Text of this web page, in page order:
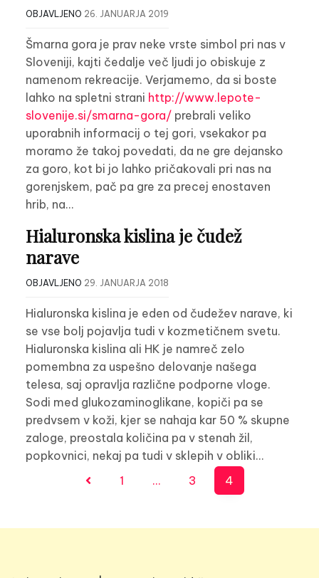
OBJAVLJENO 26. JANUARJA 2019
Šmarna gora je prav neke vrste simbol pri nas v
Sloveniji, kajti čedalje več ljudi jo obiskuje z
namenom rekreacije. Verjamemo, da si boste
lahko na spletni strani http://www.lepote-
slovenije.si/smarna-gora/ prebrali veliko
uporabnih informacij o tej gori, vsekakor pa
moramo že takoj povedati, da ne gre dejansko
za goro, kot bi jo lahko pričakovali pri nas na
gorenjskem, pač pa gre za precej enostaven
hrib, na…
Hialuronska kislina je čudež
narave
OBJAVLJENO 29. JANUARJA 2018
Hialuronska kislina je eden od čudežev narave, ki
se vse bolj pojavlja tudi v kozmetičnem svetu.
Hialuronska kislina ali HK je namreč zelo
pomembna za uspešno delovanje našega
telesa, saj opravlja različne podporne vloge.
Sodi med glukozaminoglikane, kopiči pa se
predvsem v koži, kjer se nahaja kar 50 % skupne
zaloge, preostala količina pa v stenah žil,
popkovnici, nekaj pa tudi v sklepih v obliki…
Številčenje
1 … 3 4